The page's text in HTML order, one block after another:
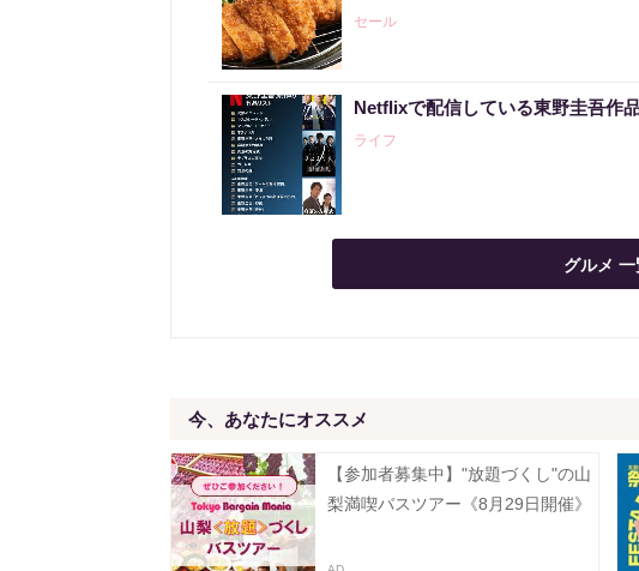
セール
Netflixで配信している東野圭吾作
ライフ
グルメ 一
今、あなたにオススメ
【参加者募集中】"放題づくし"の山
梨満喫バスツアー《8月29日開催》